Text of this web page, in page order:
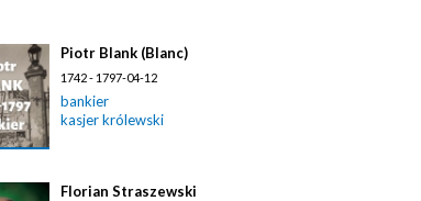
Piotr Blank (Blanc)
1742 - 1797-04-12
bankier
kasjer królewski
Florian Straszewski